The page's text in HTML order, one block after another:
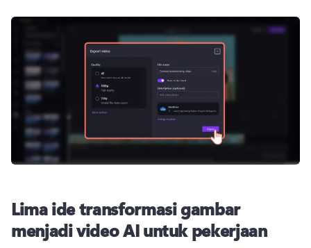
Lima ide transformasi gambar
menjadi video AI untuk pekerjaan